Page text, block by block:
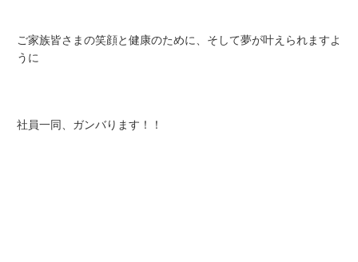
ご家族皆さまの笑顔と健康のために、そして夢が叶えられますよ
うに
社員一同、ガンバります！！